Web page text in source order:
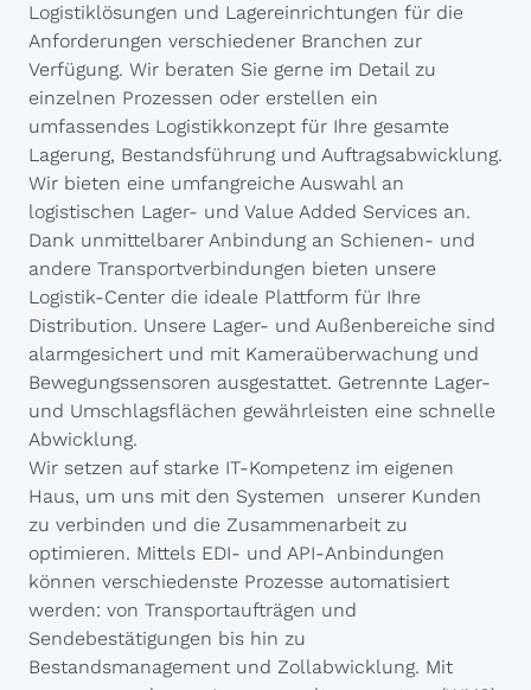
Logistiklösungen und Lagereinrichtungen für die
Anforderungen verschiedener Branchen zur
Verfügung. Wir beraten Sie gerne im Detail zu
einzelnen Prozessen oder erstellen ein
umfassendes Logistikkonzept für Ihre gesamte
Lagerung, Bestandsführung und Auftragsabwicklung.
Wir bieten eine umfangreiche Auswahl an
logistischen Lager- und Value Added Services an.
Dank unmittelbarer Anbindung an Schienen- und
andere Transportverbindungen bieten unsere
Logistik-Center die ideale Plattform für Ihre
Distribution. Unsere Lager- und Außenbereiche sind
alarmgesichert und mit Kameraüberwachung und
Bewegungssensoren ausgestattet. Getrennte Lager-
und Umschlagsflächen gewährleisten eine schnelle
Abwicklung.
Wir setzen auf starke IT-Kompetenz im eigenen
Haus, um uns mit den Systemen unserer Kunden
zu verbinden und die Zusammenarbeit zu
optimieren. Mittels EDI- und API-Anbindungen
können verschiedenste Prozesse automatisiert
werden: von Transportaufträgen und
Sendebestätigungen bis hin zu
Bestandsmanagement und Zollabwicklung. Mit